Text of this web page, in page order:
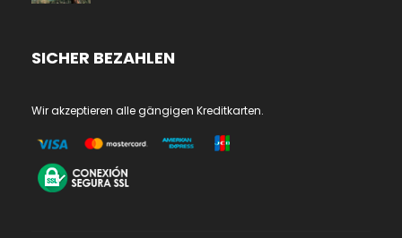
SICHER BEZAHLEN
Wir akzeptieren alle gängigen Kreditkarten.